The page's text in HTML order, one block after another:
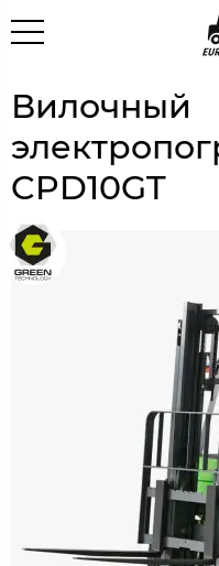
Вилочный
CPD10GT